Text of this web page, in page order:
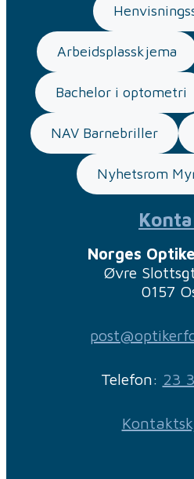
Arbeidsplasskjema
Bachelor i optometri
NAV Barnebriller
Nyhetsrom
Norges
Øvre
0157
Telefon: 23